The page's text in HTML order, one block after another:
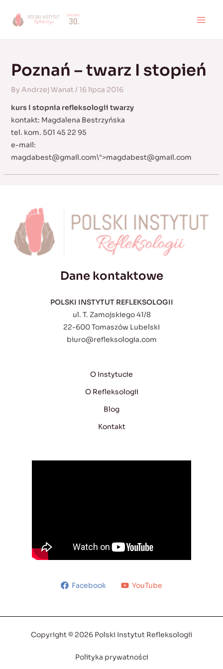
Poznań – twarz I stopień
By Andrzej Wanat/16 lipca 2016
kurs I stopnia refleksologii twarzy
kontakt: Magdalena Bestrzyńska
tel. kom. 501 45 22 95
e-mail:
magdabest@gmail.com\">magdabest@gmail.com
Dane kontaktowe
POLSKI INSTYTUT REFLEKSOLOGII
ul. T. Zamojskiego 41/8
22-600 Tomaszów Lubelski
biuro@refleksologia.com
O Instytucie
O Refleksologii
Blog
Kontakt
Facebook YouTube
Copyright © 2026 Polski Instytut Refleksologii
Polityka prywatności